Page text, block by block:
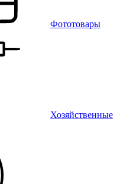
Фототовары
Хозяйственные